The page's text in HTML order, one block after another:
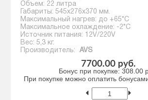
Объем: 22 литра
Габариты: 545х276х370 мм.
Максимальный нагрев: до +65*С
Максимальное охлаждение: -2*С
Источник питания: 12V/220V
Вес: 5,3 кг.
Производитель:
AVS
7700.00 руб.
Бонус при покупке:308.00
При покупке можно оплатить